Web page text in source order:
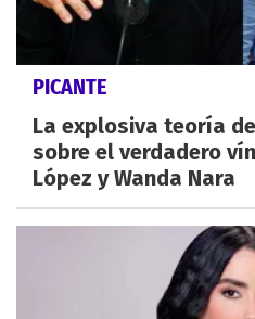
PICANTE
La explosiva teoría
sobre el verdadero
López y Wanda Nara